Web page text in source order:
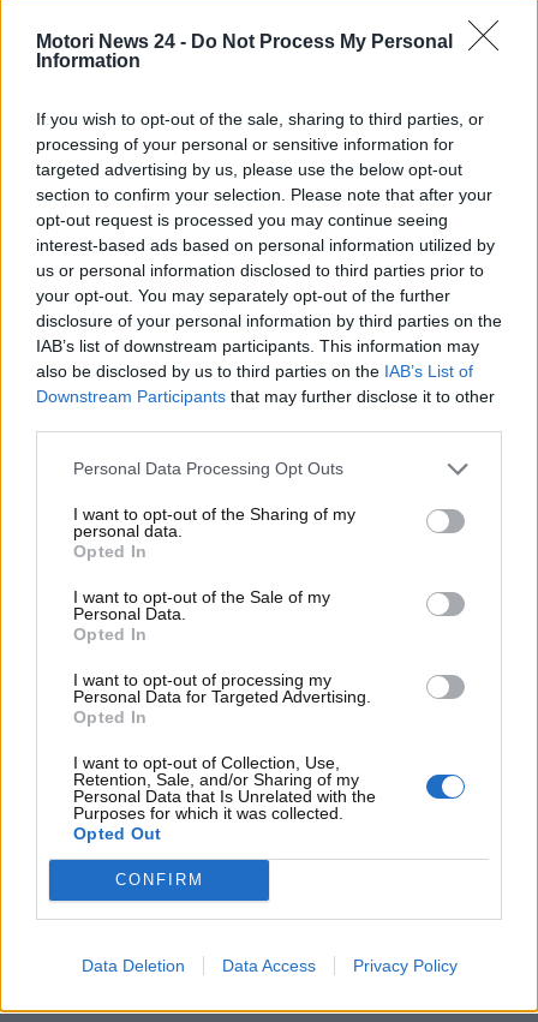
Motori News 24 - Do Not Process My Personal
Information
If you wish to opt-out of the sale, sharing to third parties, or
processing of your personal or sensitive information for
targeted advertising by us, please use the below opt-out
section to confirm your selection. Please note that after your
opt-out request is processed you may continue seeing
interest-based ads based on personal information utilized by
us or personal information disclosed to third parties prior to
your opt-out. You may separately opt-out of the further
disclosure of your personal information by third parties on the
IAB’s list of downstream participants. This information may
also be disclosed by us to third parties on the IAB’s List of
Downstream Participants that may further disclose it to other
Personal Data Processing Opt Outs
I want to opt-out of the Sharing of my
personal data.
Opted In
I want to opt-out of the Sale of my
Personal Data.
Opted In
I want to opt-out of processing my
Personal Data for Targeted Advertising.
Opted In
I want to opt-out of Collection, Use,
Retention, Sale, and/or Sharing of my
Personal Data that Is Unrelated with the
Purposes for which it was collected.
Opted Out
CONFIRM
Data Deletion Data Access Privacy Policy
Tesla, inoltre, deve fronteggiare anche uno
riferimento al pick-up elettrico Tesla Cybertruck
Che cosa sta succedendo? Ecco tutto quello che c’è da
sapere in merito.
Problemi con il Tesla
Cybertruck: bloccate
temporaneamente le
consegne
Il pick-up elettricoTesla Cybertruckè un veicolo
unico nel suo genere. I motivi? Un design davvero
futuristico, realizzato con materiali robusti e
altamente resistenti. Dal punto di vista comunicativo,
Tesla ha più volte ribadito come tale mezzo sia super
nelle più variegate condizioni estreme.
I fatti, però,
al momento non danno ragione a Tesla e a Elon